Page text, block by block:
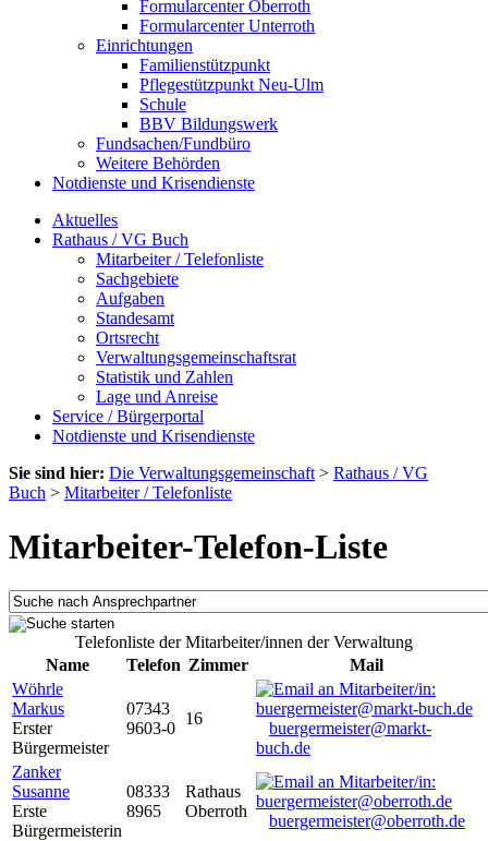
Formularcenter Oberroth
Formularcenter Unterroth
Einrichtungen
Familienstützpunkt
Pflegestützpunkt Neu-Ulm
Schule
BBV Bildungswerk
Fundsachen/Fundbüro
Weitere Behörden
Notdienste und Krisendienste
Aktuelles
Rathaus / VG Buch
Mitarbeiter / Telefonliste
Sachgebiete
Aufgaben
Standesamt
Ortsrecht
Verwaltungsgemeinschaftsrat
Statistik und Zahlen
Lage und Anreise
Service / Bürgerportal
Notdienste und Krisendienste
Sie sind hier: Die Verwaltungsgemeinschaft > Rathaus / VG
Buch > Mitarbeiter / Telefonliste
Mitarbeiter-Telefon-Liste
Telefonliste der Mitarbeiter/innen der Verwaltung
Name
Telefon Zimmer
Mail
Wöhrle
Markus
Erster
Bürgermeister
07343
9603-0
16
buergermeister@markt-
buch.de
Zanker
Susanne
Erste
Bürgermeisterin
08333
8965
Rathaus
Oberroth
buergermeister@oberroth.de